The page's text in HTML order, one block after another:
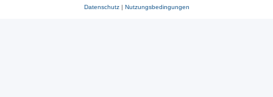
Datenschutz| Nutzungsbedingungen